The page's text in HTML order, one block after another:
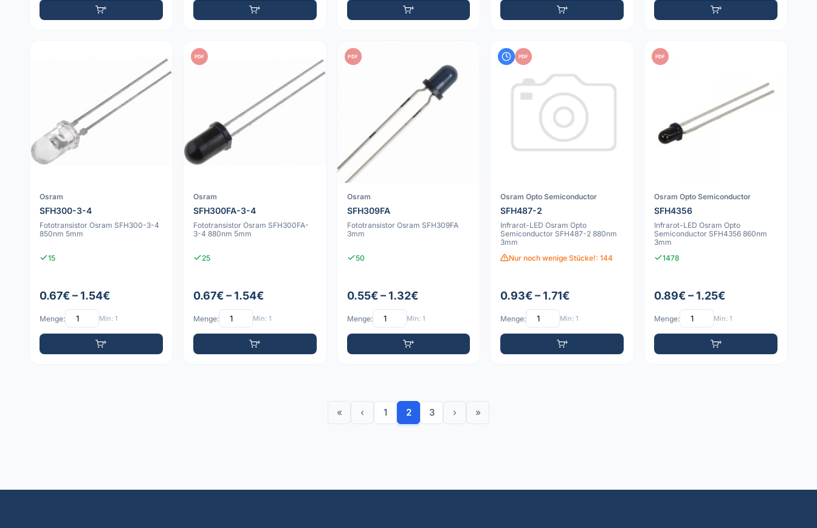
Osram
SFH300-3-4
Fototransistor Osram SFH300-3-4
850nm 5mm
15
0.67€ – 1.54€
Menge: Min: 1
PDF
Osram
SFH300FA-3-4
Fototransistor Osram SFH300FA-
3-4 880nm 5mm
25
0.67€ – 1.54€
Menge: Min: 1
PDF
Osram
SFH309FA
Fototransistor Osram SFH309FA
3mm
50
0.55€ – 1.32€
Menge: Min: 1
PDF
Osram Opto Semiconductor
SFH487-2
Infrarot-LED Osram Opto
Semiconductor SFH487-2 880nm
3mm
Nur noch wenige Stücke!: 144
0.93€ – 1.71€
Menge: Min: 1
PDF
Osram Opto Semiconductor
SFH4356
Infrarot-LED Osram Opto
Semiconductor SFH4356 860nm
3mm
1478
0.89€ – 1.25€
Menge: Min: 1
« ‹ 1 2 3 › »